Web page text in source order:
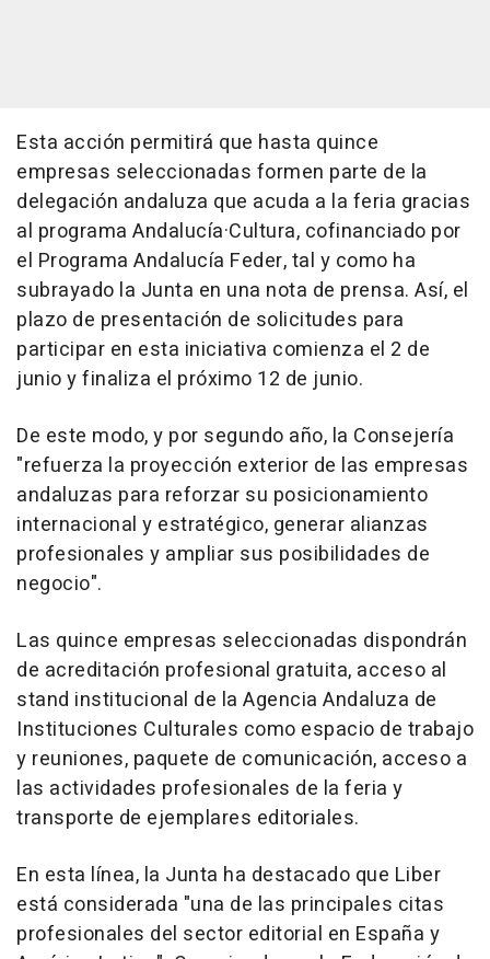
Esta acción permitirá que hasta quince
empresas seleccionadas formen parte de la
delegación andaluza que acuda a la feria gracias
al programa Andalucía·Cultura, cofinanciado por
el Programa Andalucía Feder, tal y como ha
subrayado la Junta en una nota de prensa. Así, el
plazo de presentación de solicitudes para
participar en esta iniciativa comienza el 2 de
junio y finaliza el próximo 12 de junio.
De este modo, y por segundo año, la Consejería
"refuerza la proyección exterior de las empresas
andaluzas para reforzar su posicionamiento
internacional y estratégico, generar alianzas
profesionales y ampliar sus posibilidades de
negocio".
Las quince empresas seleccionadas dispondrán
de acreditación profesional gratuita, acceso al
stand institucional de la Agencia Andaluza de
Instituciones Culturales como espacio de trabajo
y reuniones, paquete de comunicación, acceso a
las actividades profesionales de la feria y
transporte de ejemplares editoriales.
En esta línea, la Junta ha destacado que Liber
está considerada "una de las principales citas
profesionales del sector editorial en España y